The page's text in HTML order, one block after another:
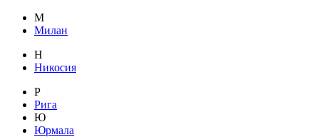
М
Милан
Н
Никосия
Р
Рига
Ю
Юрмала